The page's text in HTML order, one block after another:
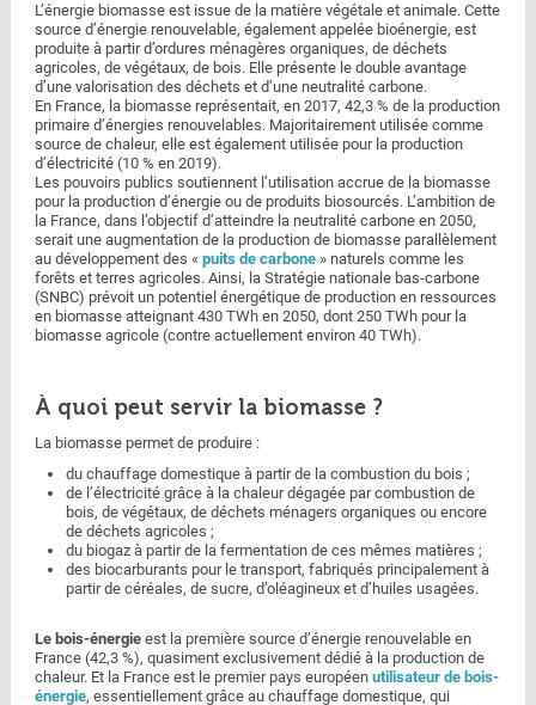
L’énergie biomasse est issue de la matière végétale et animale. Cette
source d’énergie renouvelable, également appelée bioénergie, est
produite à partir d’ordures ménagères organiques, de déchets
agricoles, de végétaux, de bois. Elle présente le double avantage
d’une valorisation des déchets et d’une neutralité carbone.
En France, la biomasse représentait, en 2017, 42,3 % de la production
primaire d’énergies renouvelables. Majoritairement utilisée comme
source de chaleur, elle est également utilisée pour la production
d’électricité (10 % en 2019).
Les pouvoirs publics soutiennent l’utilisation accrue de la biomasse
pour la production d’énergie ou de produits biosourcés. L’ambition de
la France, dans l’objectif d’atteindre la neutralité carbone en 2050,
serait une augmentation de la production de biomasse parallèlement
au développement des « puits de carbone» naturels comme les
forêts et terres agricoles. Ainsi, la Stratégie nationale bas-carbone
(SNBC) prévoit un potentiel énergétique de production en ressources
en biomasse atteignant 430 TWh en 2050, dont 250 TWh pour la
biomasse agricole (contre actuellement environ 40 TWh).
À quoi peut servir la biomasse ?
La biomasse permet de produire :
du chauffage domestique à partir de la combustion du bois ;
de l’électricité grâce à la chaleur dégagée par combustion de
bois, de végétaux, de déchets ménagers organiques ou encore
de déchets agricoles ;
du biogaz à partir de la fermentation de ces mêmes matières ;
des biocarburants pour le transport, fabriqués principalement à
partir de céréales, de sucre, d’oléagineux et d’huiles usagées.
Le bois-énergieest la première source d’énergie renouvelable en
France (42,3 %), quasiment exclusivement dédié à la production de
chaleur. Et la France est le premier pays européen utilisateur de bois-
énergie, essentiellement grâce au chauffage domestique, qui